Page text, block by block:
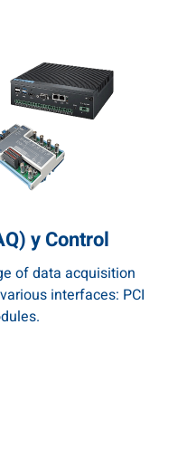
y Control
of data acquisition
interfaces: PCI